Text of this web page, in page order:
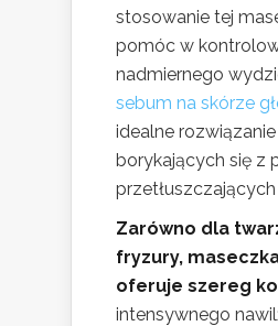
stosowanie tej
pomóc w
nadmiernego
sebum na skórze
idealne
borykających się z
przetłuszczających
Zarówno dla
fryzury,
oferuje szereg
intensywnego